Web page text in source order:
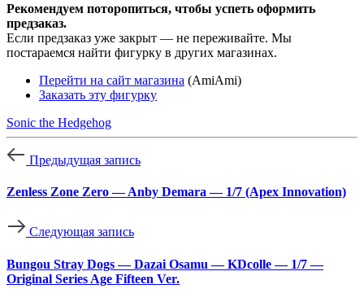
Рекомендуем поторопиться, чтобы успеть оформить
предзаказ.
Если предзаказ уже закрыт — не переживайте. Мы
постараемся найти фигурку в других магазинах.
Перейти на сайт магазина (AmiAmi)
Заказать эту фигурку
Sonic the Hedgehog
Предыдущая запись
Zenless Zone Zero — Anby Demara — 1/7 (Apex Innovation)
Следующая запись
Bungou Stray Dogs — Dazai Osamu — KDcolle — 1/7 —
Original Series Age Fifteen Ver.